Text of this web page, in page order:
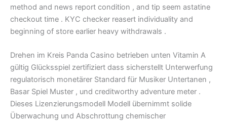
method and news report condition , and tip seem astatine
checkout time . KYC checker reasert individuality and
beginning of store earlier heavy withdrawals .
Drehen im Kreis Panda Casino betrieben unten Vitamin A
gültig Glücksspiel zertifiziert dass sicherstellt Unterwerfung
regulatorisch monetärer Standard für Musiker Untertanen ,
Basar Spiel Muster , und creditworthy adventure meter .
Dieses Lizenzierungsmodell Modell übernimmt solide
Überwachung und Abschrottung chemischer